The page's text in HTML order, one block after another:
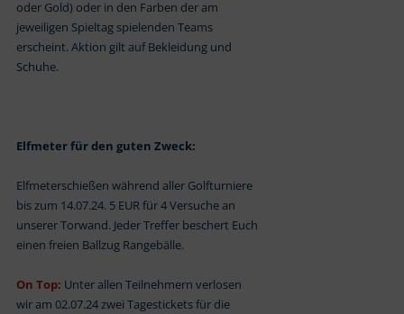
oder Gold) oder in den Farben der am
jeweiligen Spieltag spielenden Teams
erscheint. Aktion gilt auf Bekleidung und
Schuhe.
Elfmeter für den guten Zweck:
Elfmeterschießen während aller Golfturniere
bis zum 14.07.24. 5 EUR für 4 Versuche an
unserer Torwand. Jeder Treffer beschert Euch
einen freien Ballzug Rangebälle.
On Top: Unter allen Teilnehmern verlosen
wir am 02.07.24 zwei Tagestickets für die